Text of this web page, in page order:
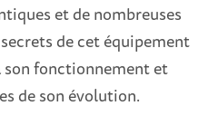
et de nombreuses
de cet équipement
fonctionnement et
de son évolution.